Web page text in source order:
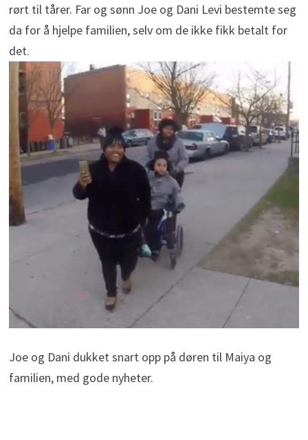
rørt til tårer. Far og sønn Joe og Dani Levi bestemte seg
da for å hjelpe familien, selv om de ikke fikk betalt for
det.
Joe og Dani dukket snart opp på døren til Maiya og
familien, med gode nyheter.